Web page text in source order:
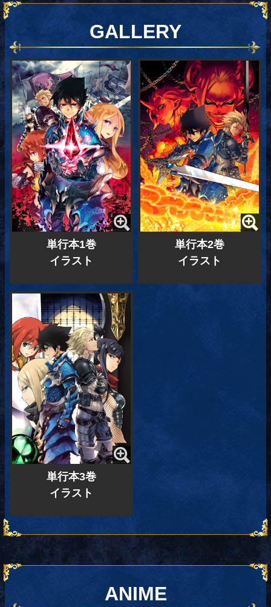
GALLERY
単行本1巻
イラスト
単行本2巻
イラスト
単行本3巻
イラスト
ANIME